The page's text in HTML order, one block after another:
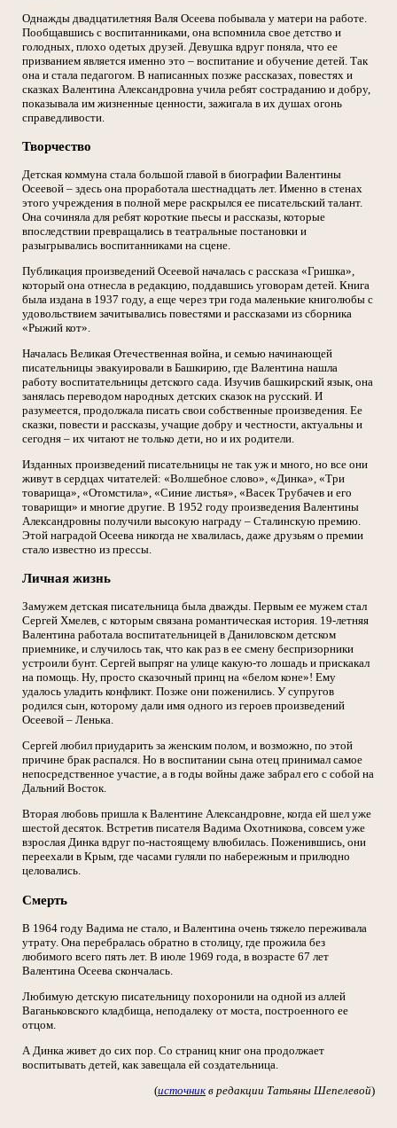
Однажды двадцатилетняя Валя Осеева побывала у матери на работе.
Пообщавшись с воспитанниками, она вспомнила свое детство и
голодных, плохо одетых друзей. Девушка вдруг поняла, что ее
призванием является именно это – воспитание и обучение детей. Так
она и стала педагогом. В написанных позже рассказах, повестях и
сказках Валентина Александровна учила ребят состраданию и добру,
показывала им жизненные ценности, зажигала в их душах огонь
справедливости.
Творчество
Детская коммуна стала большой главой в биографии Валентины
Осеевой – здесь она проработала шестнадцать лет. Именно в стенах
этого учреждения в полной мере раскрылся ее писательский талант.
Она сочиняла для ребят короткие пьесы и рассказы, которые
впоследствии превращались в театральные постановки и
разыгрывались воспитанниками на сцене.
Публикация произведений Осеевой началась с рассказа «Гришка»,
который она отнесла в редакцию, поддавшись уговорам детей. Книга
была издана в 1937 году, а еще через три года маленькие книголюбы с
удовольствием зачитывались повестями и рассказами из сборника
«Рыжий кот».
Началась Великая Отечественная война, и семью начинающей
писательницы эвакуировали в Башкирию, где Валентина нашла
работу воспитательницы детского сада. Изучив башкирский язык, она
занялась переводом народных детских сказок на русский. И
разумеется, продолжала писать свои собственные произведения. Ее
сказки, повести и рассказы, учащие добру и честности, актуальны и
сегодня – их читают не только дети, но и их родители.
Изданных произведений писательницы не так уж и много, но все они
живут в сердцах читателей: «Волшебное слово», «Динка», «Три
товарища», «Отомстила», «Синие листья», «Васек Трубачев и его
товарищи» и многие другие. В 1952 году произведения Валентины
Александровны получили высокую награду – Сталинскую премию.
Этой наградой Осеева никогда не хвалилась, даже друзьям о премии
стало известно из прессы.
Личная жизнь
Замужем детская писательница была дважды. Первым ее мужем стал
Сергей Хмелев, с которым связана романтическая история. 19-летняя
Валентина работала воспитательницей в Даниловском детском
приемнике, и случилось так, что как раз в ее смену беспризорники
устроили бунт. Сергей выпряг на улице какую-то лошадь и прискакал
на помощь. Ну, просто сказочный принц на «белом коне»! Ему
удалось уладить конфликт. Позже они поженились. У супругов
родился сын, которому дали имя одного из героев произведений
Осеевой – Ленька.
Сергей любил приударить за женским полом, и возможно, по этой
причине брак распался. Но в воспитании сына отец принимал самое
непосредственное участие, а в годы войны даже забрал его с собой на
Дальний Восток.
Вторая любовь пришла к Валентине Александровне, когда ей шел уже
шестой десяток. Встретив писателя Вадима Охотникова, совсем уже
взрослая Динка вдруг по-настоящему влюбилась. Поженившись, они
переехали в Крым, где часами гуляли по набережным и прилюдно
целовались.
Смерть
В 1964 году Вадима не стало, и Валентина очень тяжело переживала
утрату. Она перебралась обратно в столицу, где прожила без
любимого всего пять лет. В июле 1969 года, в возрасте 67 лет
Валентина Осеева скончалась.
Любимую детскую писательницу похоронили на одной из аллей
Ваганьковского кладбища, неподалеку от моста, построенного ее
отцом.
А Динка живет до сих пор. Со страниц книг она продолжает
воспитывать детей, как завещала ей создательница.
(источник в редакции Татьяны Шепелевой)